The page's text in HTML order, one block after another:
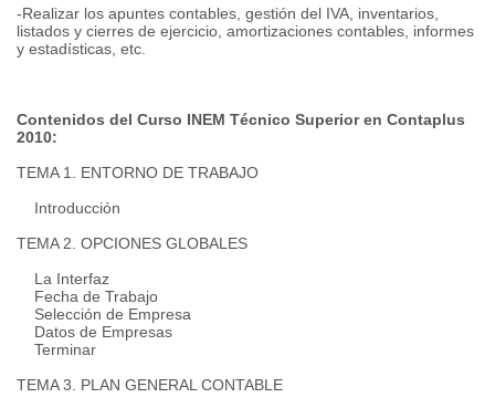
-Realizar los apuntes contables, gestión del IVA, inventarios,
listados y cierres de ejercicio, amortizaciones contables, informes
y estadísticas, etc.
Contenidos del Curso INEM Técnico Superior en Contaplus
2010:
TEMA 1. ENTORNO DE TRABAJO
Introducción
TEMA 2. OPCIONES GLOBALES
La Interfaz
Fecha de Trabajo
Selección de Empresa
Datos de Empresas
Terminar
TEMA 3. PLAN GENERAL CONTABLE